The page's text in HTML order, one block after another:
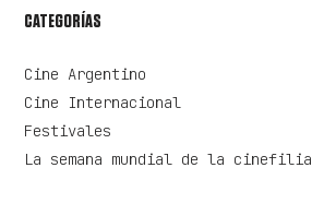
CATEGORÍAS
Cine Argentino
Cine Internacional
Festivales
La semana mundial de la cinefilia